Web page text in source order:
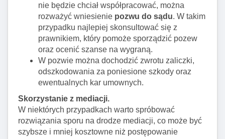
nie będzie chciał współpracować, można
rozważyć wniesienie pozwu do sądu. W takim
przypadku najlepiej skonsultować się z
prawnikiem, który pomoże sporządzić pozew
oraz ocenić szanse na wygraną.
W pozwie można dochodzić zwrotu zaliczki,
odszkodowania za poniesione szkody oraz
ewentualnych kar umownych.
Skorzystanie z mediacji.
W niektórych przypadkach warto spróbować
rozwiązania sporu na drodze mediacji, co może być
szybsze i mniej kosztowne niż postępowanie